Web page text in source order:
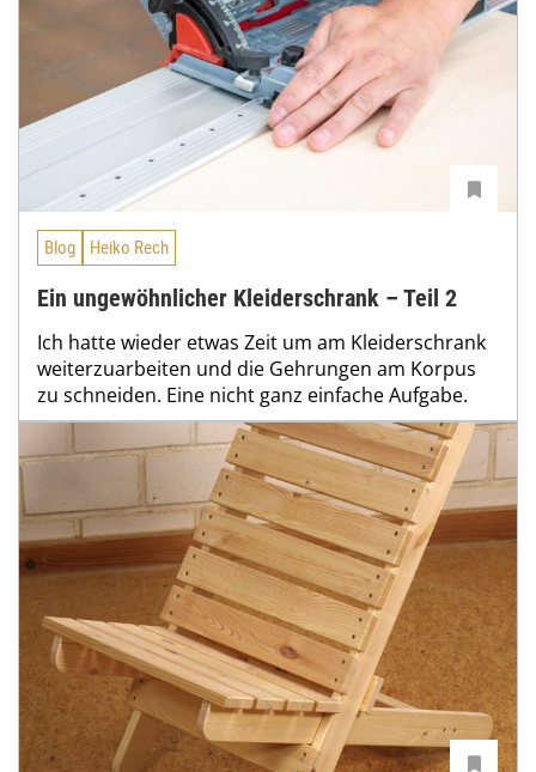
Blog Heiko Rech
Ein ungewöhnlicher Kleiderschrank – Teil 2
Ich hatte wieder etwas Zeit um am Kleiderschrank
weiterzuarbeiten und die Gehrungen am Korpus
zu schneiden. Eine nicht ganz einfache Aufgabe.